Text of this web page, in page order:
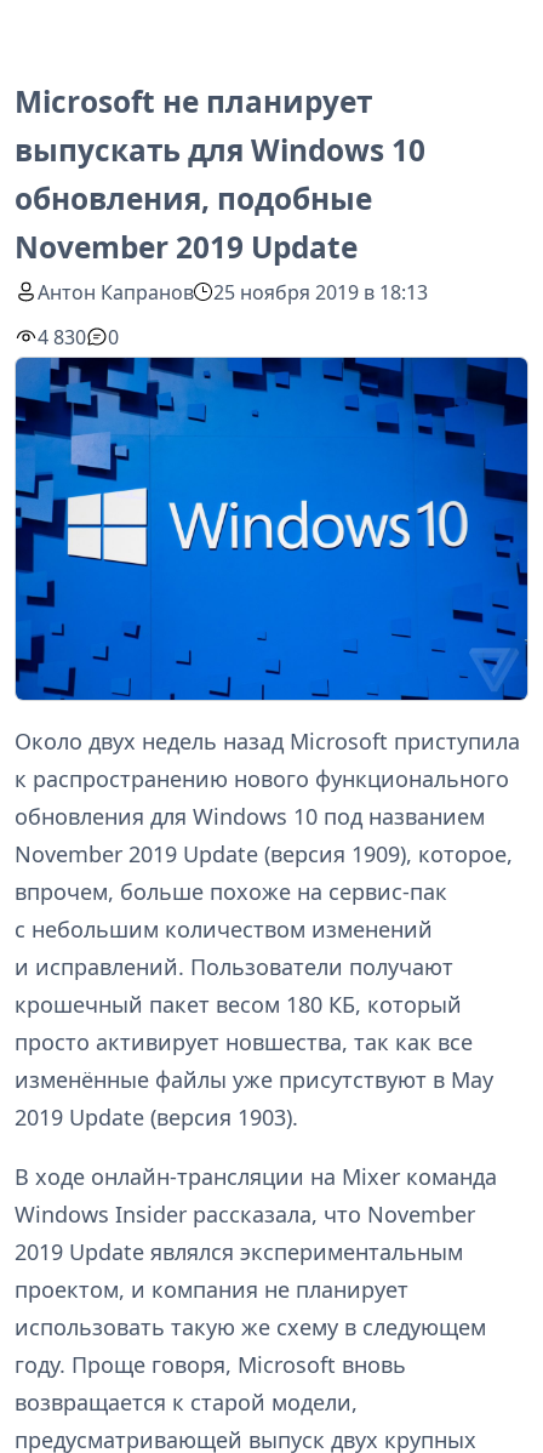
Microsoft не планирует
выпускать для Windows 10
обновления, подобные
November 2019 Update
Антон Капранов
25 ноября 2019 в 18:13
4 830
0
Около двух недель назад Microsoft приступила
к распространению нового функционального
обновления для Windows 10 под названием
November 2019 Update (версия 1909), которое,
впрочем, больше похоже на сервис-пак
с небольшим количеством изменений
и исправлений. Пользователи получают
крошечный пакет весом 180 КБ, который
просто активирует новшества, так как все
изменённые файлы уже присутствуют в May
2019 Update (версия 1903).
В ходе онлайн-трансляции на Mixer команда
Windows Insider рассказала, что November
2019 Update являлся экспериментальным
проектом, и компания не планирует
использовать такую же схему в следующем
году. Проще говоря, Microsoft вновь
возвращается к старой модели,
предусматривающей выпуск двух крупных